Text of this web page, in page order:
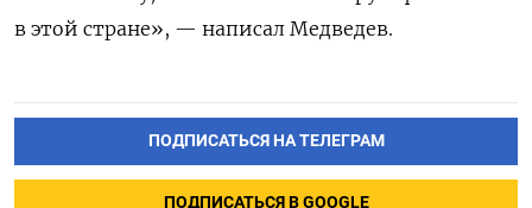
в этой стране», — написал Медведев.
ПОДПИСАТЬСЯ НА ТЕЛЕГРАМ
ПОДПИСАТЬСЯ В GOOGLE